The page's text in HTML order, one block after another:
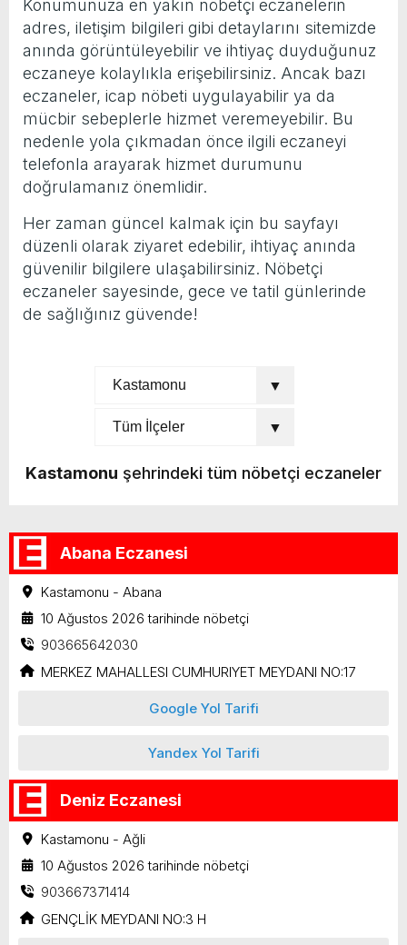
Konumunuza en yakın nöbetçi eczanelerin
adres, iletişim bilgileri gibi detaylarını sitemizde
anında görüntüleyebilir ve ihtiyaç duyduğunuz
eczaneye kolaylıkla erişebilirsiniz. Ancak bazı
eczaneler, icap nöbeti uygulayabilir ya da
mücbir sebeplerle hizmet veremeyebilir. Bu
nedenle yola çıkmadan önce ilgili eczaneyi
telefonla arayarak hizmet durumunu
doğrulamanız önemlidir.
Her zaman güncel kalmak için bu sayfayı
düzenli olarak ziyaret edebilir, ihtiyaç anında
güvenilir bilgilere ulaşabilirsiniz. Nöbetçi
eczaneler sayesinde, gece ve tatil günlerinde
de sağlığınız güvende!
Kastamonu şehrindeki tüm nöbetçi eczaneler
Abana Eczanesi
Kastamonu - Abana
10 Ağustos 2026 tarihinde nöbetçi
903665642030
MERKEZ MAHALLESI CUMHURIYET MEYDANI NO:17
Google Yol Tarifi
Yandex Yol Tarifi
Deniz Eczanesi
Kastamonu - Ağli
10 Ağustos 2026 tarihinde nöbetçi
903667371414
GENÇLİK MEYDANI NO:3 H